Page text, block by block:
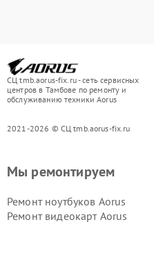
СЦ tmb.aorus-fix.ru - сеть сервисных
центров в Тамбове по ремонту и
обслуживанию техники Aorus
2021-2026 © СЦ tmb.aorus-fix.ru
Мы ремонтируем
Ремонт ноутбуков Aorus
Ремонт видеокарт Aorus